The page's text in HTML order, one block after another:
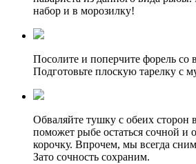
набор и в морозилку!
Посолите и поперчите форель со
Подготовьте плоскую тарелку с
Обваляйте тушку с обеих сторон
поможет рыбе остаться сочной и
корочку. Впрочем, мы всегда
Зато сочность сохраним.